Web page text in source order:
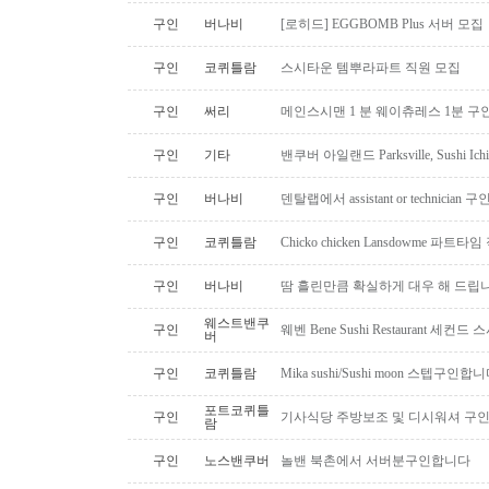
구인 버나비 [로히드] EGGBOMB Plus 서버 모집
구인 코퀴틀람 스시타운 템뿌라파트 직원 모집
구인 써리 메인스시맨 1 분 웨이츄레스 1분 구
구인 기타 밴쿠버 아일랜드 Parksville, Sushi
구인 버나비 덴탈랩에서 assistant or technician 구
구인 코퀴틀람 Chicko chicken Lansdowme 파트타
구인 버나비 땀 흘린만큼 확실하게 대우 해 드립
구인
웨스트밴쿠
버
웨벤 Bene Sushi Restaurant 세컨드
구인 코퀴틀람 Mika sushi/Sushi moon 스텝구인합
구인
포트코퀴틀
람
기사식당 주방보조 및 디시워셔 구
구인 노스밴쿠버 놀밴 북촌에서 서버분구인합니다